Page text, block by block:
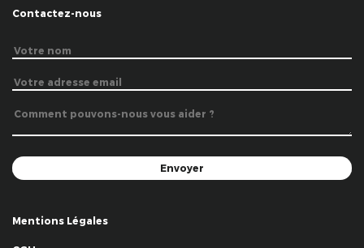
Contactez-nous
Mentions Légales